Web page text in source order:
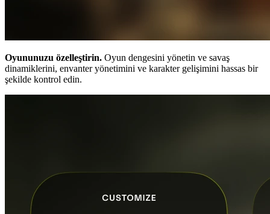
Oyununuzu özelleştirin. Oyun dengesini yönetin ve savaş
dinamiklerini, envanter yönetimini ve karakter gelişimini hassas bir
şekilde kontrol edin.